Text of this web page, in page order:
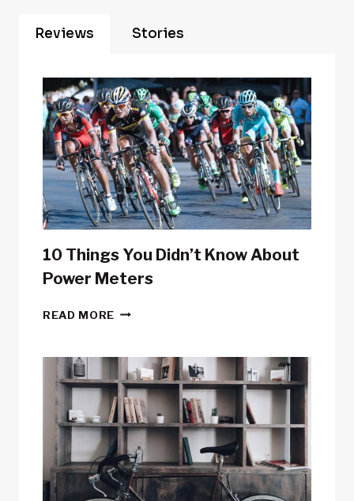
Reviews Stories
10 Things You Didn’t Know About
Power Meters
READ MORE 10
DIDN’T
KNOW
ABOUT
POWER
METERS